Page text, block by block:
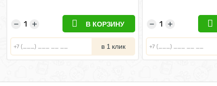
+
− В КОРЗИНУ
в 1 клик
+
−